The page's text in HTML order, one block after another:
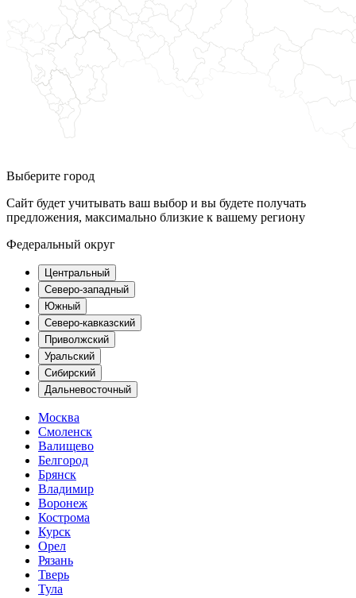
Выберите город
Сайт будет учитывать ваш выбор и вы будете получать
предложения, максимально близкие к вашему региону
Федеральный округ
Центральный
Северо-западный
Южный
Северо-кавказский
Приволжский
Уральский
Сибирский
Дальневосточный
Москва
Смоленск
Валищево
Белгород
Брянск
Владимир
Воронеж
Кострома
Курск
Орел
Рязань
Тверь
Тула